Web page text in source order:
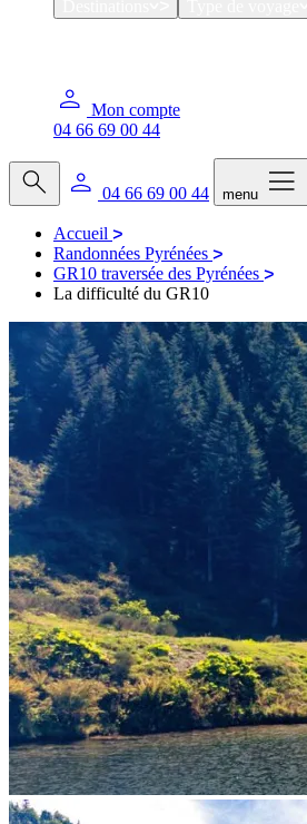
Mon compte
04 66 69 00 44
04 66 69 00 44 menu
Accueil
Randonnées Pyrénées
GR10 traversée des Pyrénées
La difficulté du GR10